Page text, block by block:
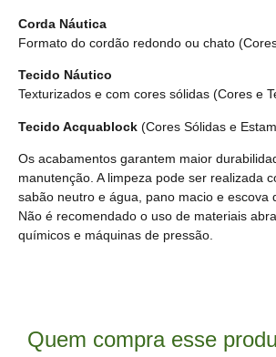
Corda Náutica
Formato do cordão redondo ou chato
Tecido Náutico
Texturizados e com cores sólidas (Cores e
Tecido Acquablock (Cores Sólidas e
Os acabamentos garantem maior
manutenção. A limpeza pode ser realizada
sabão neutro e água, pano macio e escova
Não é recomendado o uso de materiais
químicos e máquinas de pressão.
Quem compra esse